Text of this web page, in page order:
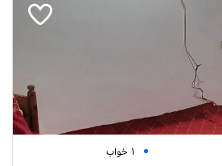
1 خواب